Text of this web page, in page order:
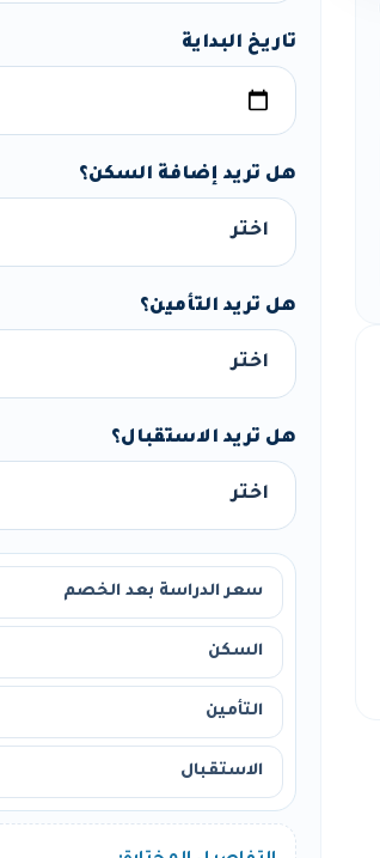
تاريخ البداية
هل تريد إضافة السكن؟
هل تريد التأمين؟
هل تريد الاستقبال؟
سعر الدراسة بعد الخصم
السكن
التأمين
الاستقبال